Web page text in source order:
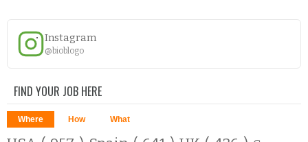
Instagram
@bioblogo
FIND YOUR JOB HERE
Where How What